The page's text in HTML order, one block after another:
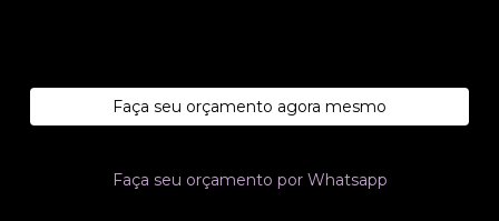
Faça seu orçamento agora mesmo
Faça seu orçamento por Whatsapp